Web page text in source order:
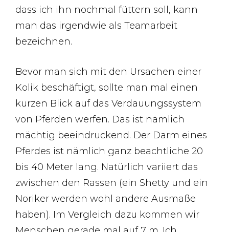
dass ich ihn nochmal füttern soll, kann
man das irgendwie als Teamarbeit
bezeichnen.
Bevor man sich mit den Ursachen einer
Kolik beschäftigt, sollte man mal einen
kurzen Blick auf das Verdauungssystem
von Pferden werfen. Das ist nämlich
mächtig beeindruckend. Der Darm eines
Pferdes ist nämlich ganz beachtliche 20
bis 40 Meter lang. Natürlich variiert das
zwischen den Rassen (ein Shetty und ein
Noriker werden wohl andere Ausmaße
haben). Im Vergleich dazu kommen wir